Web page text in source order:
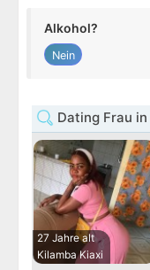
Alkohol?
Nein
Dating Frau in
27 Jahre alt
Kilamba Kiaxi